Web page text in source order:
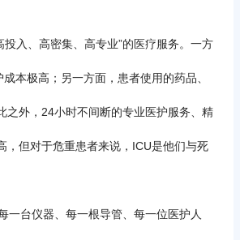
入、高密集、高专业”的医疗服务。一方
本极高；另一方面，患者使用的药品、
之外，24小时不间断的专业医护服务、精
，但对于危重患者来说，ICU是他们与死
一台仪器、每一根导管、每一位医护人